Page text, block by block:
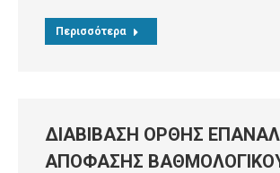
Περισσότερα
ΔΙΑΒΙΒΑΣΗ ΟΡΘΗΣ
ΑΠΟΦΑΣΗΣ